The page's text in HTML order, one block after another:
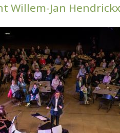
Willem-Jan Hendrickx